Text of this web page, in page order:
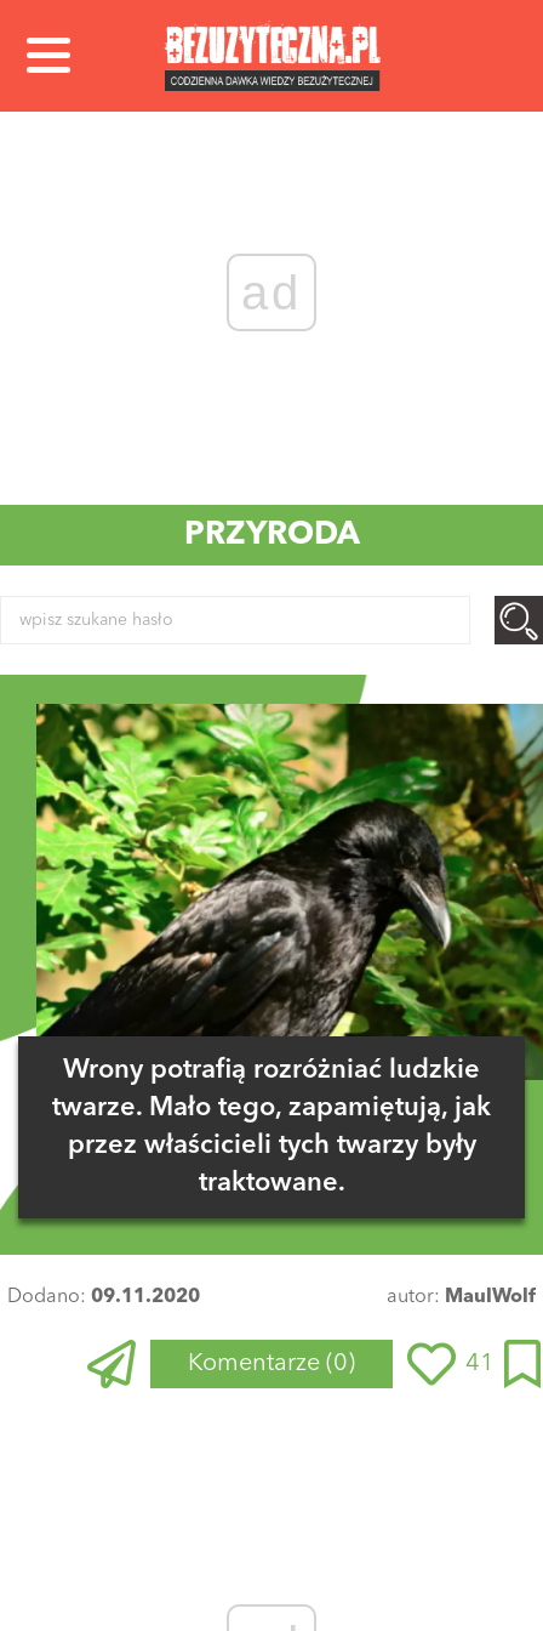
ad
PRZYRODA
Wrony potrafią rozróżniać ludzkie
twarze. Mało tego, zapamiętują, jak
przez właścicieli tych twarzy były
traktowane.
Dodano: 09.11.2020 autor: MaulWolf
Komentarze (0) 41